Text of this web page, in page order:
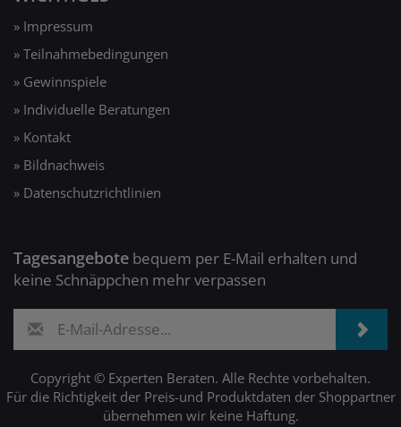
» Impressum
» Teilnahmebedingungen
» Gewinnspiele
» Individuelle Beratungen
» Kontakt
» Bildnachweis
» Datenschutzrichtlinien
Tagesangebote bequem per E-Mail erhalten und
keine Schnäppchen mehr verpassen
Copyright © Experten Beraten. Alle Rechte vorbehalten.
Für die Richtigkeit der Preis-und Produktdaten der Shoppartner
übernehmen wir keine Haftung.